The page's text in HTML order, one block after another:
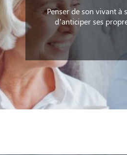
Penser de son vivant
d’anticiper ses